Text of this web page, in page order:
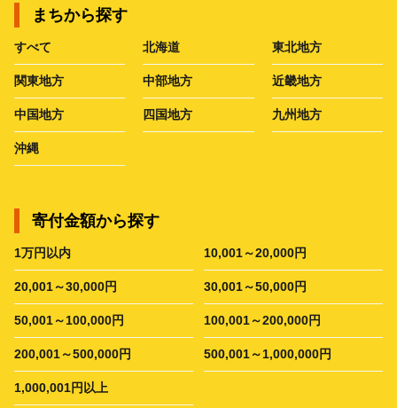
まちから探す
すべて 北海道 東北地方
関東地方 中部地方 近畿地方
中国地方 四国地方 九州地方
沖縄
寄付金額から探す
1万円以内 10,001～20,000円
20,001～30,000円 30,001～50,000円
50,001～100,000円 100,001～200,000円
200,001～500,000円 500,001～1,000,000円
1,000,001円以上